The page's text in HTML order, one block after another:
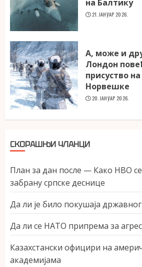
на Балтику
21. ЈАНУАР 2026.
А, може и
Лондон
присуство
Норвешке
20. ЈАНУАР 2026.
СКОРАШЊИ ЧЛАНЦИ
План за дан после — Како НВО
забрану српске деснице
Да ли је било покушаја
Да ли се НАТО припрема за
Казахстански официри на
академијама